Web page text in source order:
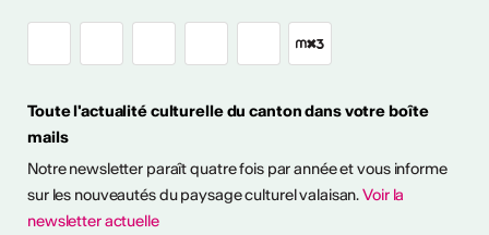
ouvert en Valais
en plein air! Découvrez
à ciel ouvert pour
été culturel. ...
Toute l'actualité culturelle du canton dans votre boîte
mails
Notre newsletter paraît quatre fois par année et vous informe
sur les nouveautés du paysage culturel valaisan.Voir la
newsletter actuelle